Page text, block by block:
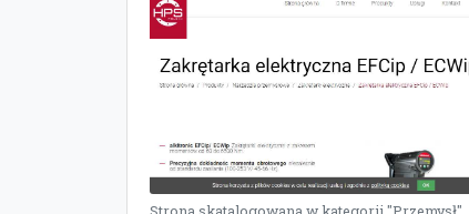
Strona skatalogowana w kategorii "Przemysł"